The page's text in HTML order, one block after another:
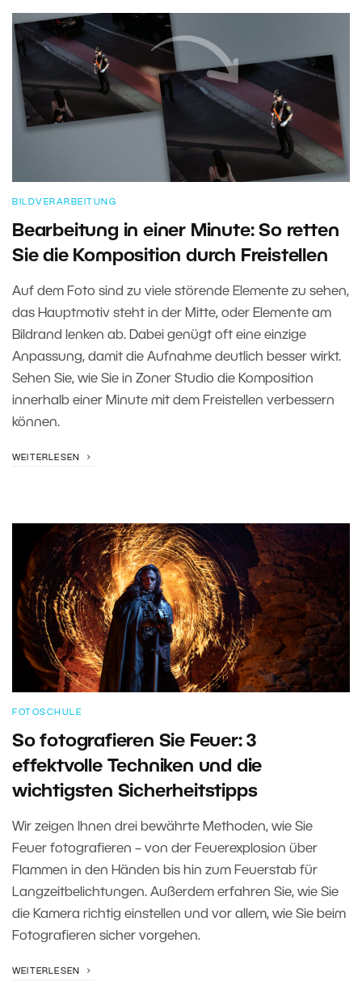
BILDVERARBEITUNG
Bearbeitung in einer Minute: So retten
Sie die Komposition durch Freistellen
Auf dem Foto sind zu viele störende Elemente zu sehen,
das Hauptmotiv steht in der Mitte, oder Elemente am
Bildrand lenken ab. Dabei genügt oft eine einzige
Anpassung, damit die Aufnahme deutlich besser wirkt.
Sehen Sie, wie Sie in Zoner Studio die Komposition
innerhalb einer Minute mit dem Freistellen verbessern
können.
WEITERLESEN
FOTOSCHULE
So fotografieren Sie Feuer: 3
effektvolle Techniken und die
wichtigsten Sicherheitstipps
Wir zeigen Ihnen drei bewährte Methoden, wie Sie
Feuer fotografieren – von der Feuerexplosion über
Flammen in den Händen bis hin zum Feuerstab für
Langzeitbelichtungen. Außerdem erfahren Sie, wie Sie
die Kamera richtig einstellen und vor allem, wie Sie beim
Fotografieren sicher vorgehen.
WEITERLESEN